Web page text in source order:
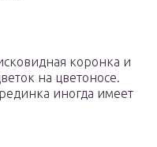
коронка и
на цветоносе.
иногда имеет